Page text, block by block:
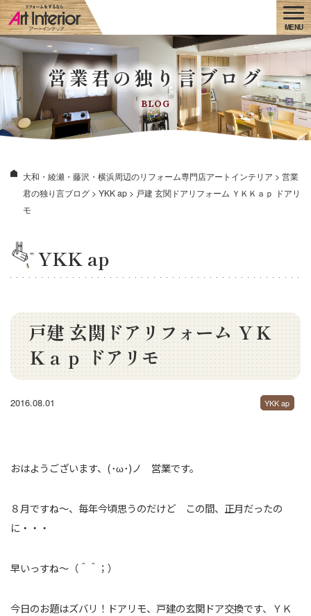
営業君の独り言ブログ
BLOG
大和・綾瀬・藤沢・横浜周辺のリフォーム専門店アートインテリア > 営業
君の独り言ブログ > YKK ap > 戸建 玄関ドアリフォーム ＹＫＫａｐ ドアリ
モ
YKK ap
戸建 玄関ドアリフォーム ＹＫ
Ｋａｐ ドアリモ
2016.08.01 YKK ap
おはようございます、(･ω･)ノ 営業です。
８月ですね～、毎年今頃思うのだけど この間、正月だったの
に・・・
早いっすね～（＾＾；）
今日のお題はズバリ！ドアリモ、戸建の玄関ドア交換です、ＹＫ